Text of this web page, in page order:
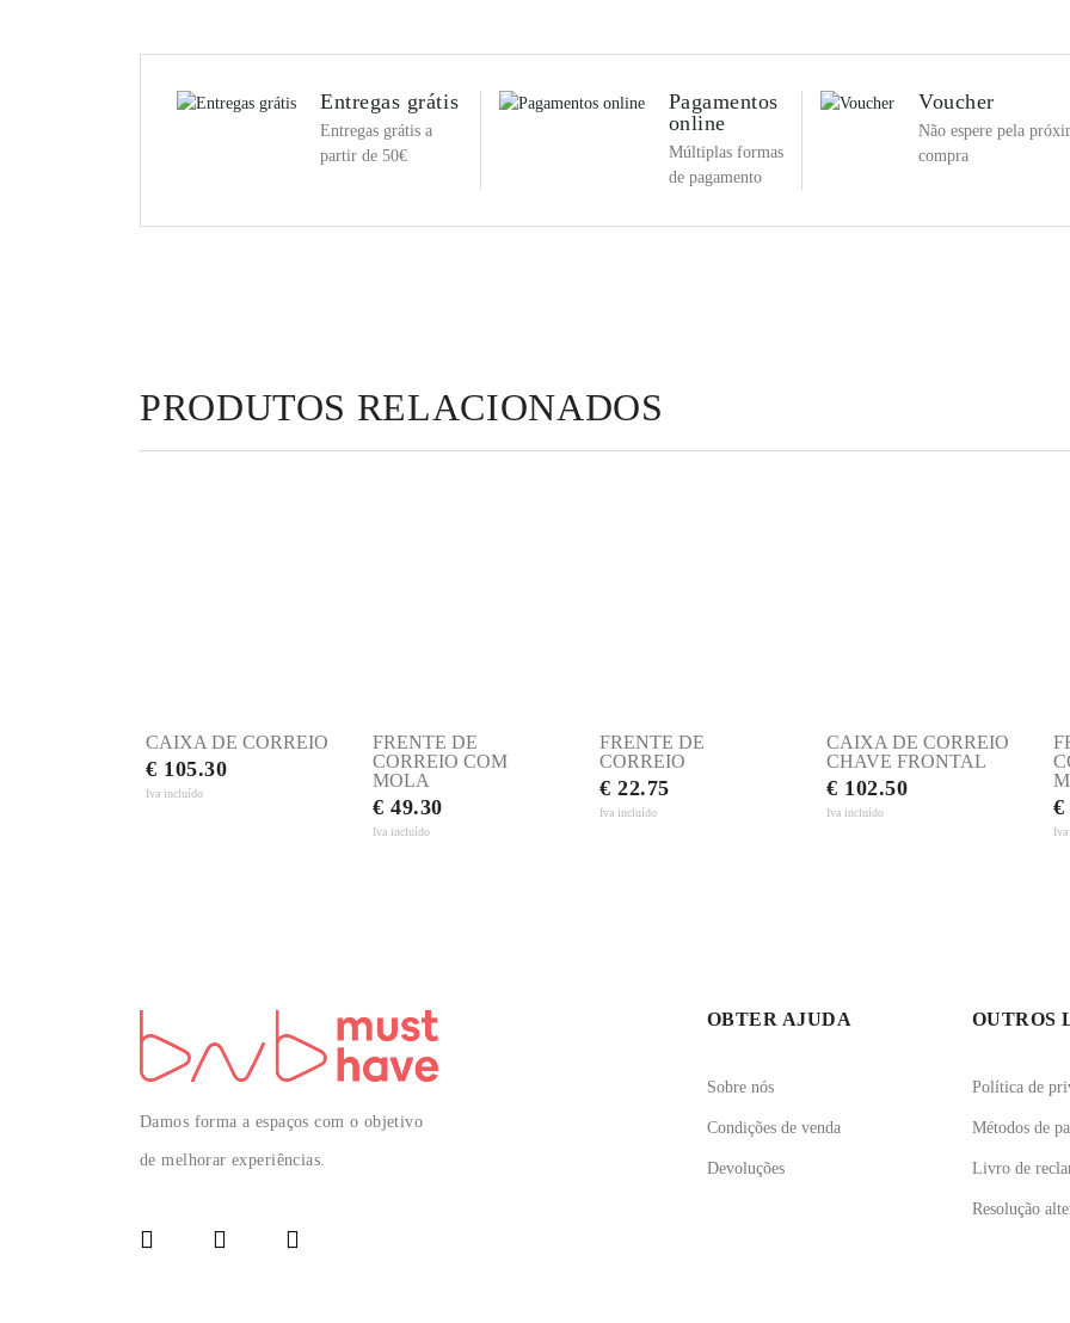
Entregas grátis
Entregas grátis a
partir de 50€
Pagamentos
online
Múltiplas formas
de pagamento
Voucher
Não espere pela
compra
PRODUTOS RELACIONADOS
CAIXA DE CORREIO
€ 105.30
Iva incluído
FRENTE DE
CORREIO COM
MOLA
€ 49.30
Iva incluído
FRENTE DE
CORREIO
€ 22.75
Iva incluído
CAIXA DE CORREIO
CHAVE FRONTAL
€ 102.50
Iva incluído €
Damos forma a espaços com o objetivo
de melhorar experiências.
OBTER AJUDA
Sobre nós
Condições de venda
Devoluções
OUTROS
Política de
Métodos de
Livro de
Resolução